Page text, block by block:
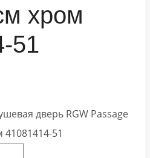
хром
51
дверь RGW Passage
41081414-51